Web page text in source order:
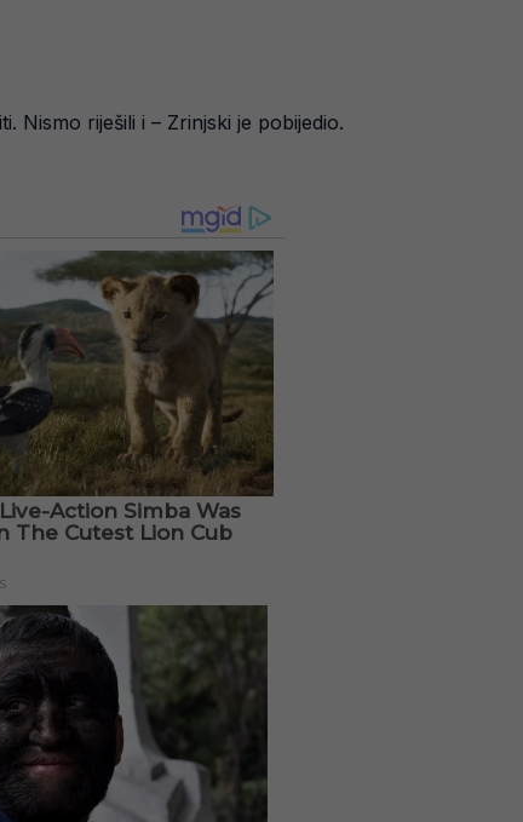
Nismo riješili i – Zrinjski je pobijedio.